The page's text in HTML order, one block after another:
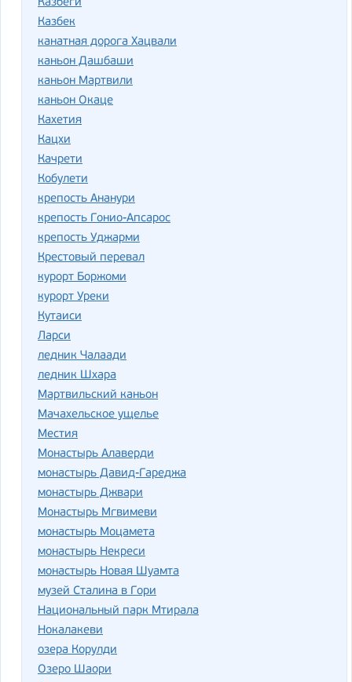
Казбеги
Казбек
канатная дорога Хацвали
каньон Дашбаши
каньон Мартвили
каньон Окаце
Кахетия
Кацхи
Качрети
Кобулети
крепость Ананури
крепость Гонио-Апсарос
крепость Уджарми
Крестовый перевал
курорт Боржоми
курорт Уреки
Кутаиси
Ларси
ледник Чалаади
ледник Шхара
Мартвильский каньон
Мачахельское ущелье
Местия
Монастырь Алаверди
монастырь Давид-Гареджа
монастырь Джвари
Монастырь Мгвимеви
монастырь Моцамета
монастырь Некреси
монастырь Новая Шуамта
музей Сталина в Гори
Национальный парк Мтирала
Нокалакеви
озера Корулди
Озеро Шаори